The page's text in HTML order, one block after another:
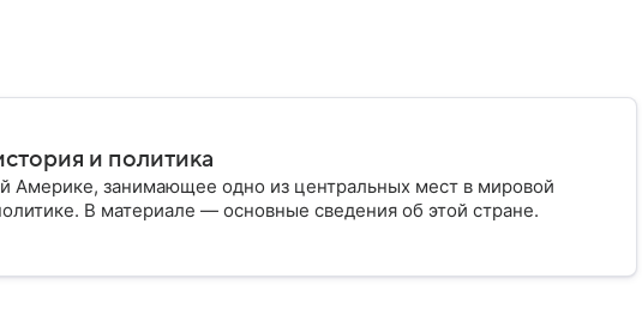
и политика
Америке, занимающее одно из центральных мест в мировой
В материале — основные сведения об этой стране.